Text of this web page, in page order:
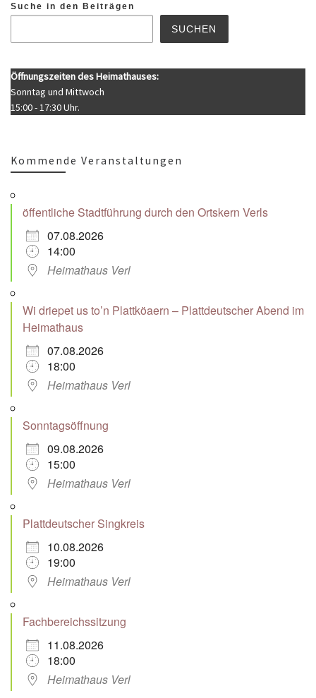
Suche in den Beiträgen
SUCHEN
Öffnungszeiten des Heimathauses:
Sonntag und Mittwoch
15:00 - 17:30 Uhr.
Kommende Veranstaltungen
öffentliche Stadtführung durch den Ortskern Verls
07.08.2026
14:00
Heimathaus Verl
Wi driepet us to’n Plattköaern – Plattdeutscher Abend im
Heimathaus
07.08.2026
18:00
Heimathaus Verl
Sonntagsöffnung
09.08.2026
15:00
Heimathaus Verl
Plattdeutscher Singkreis
10.08.2026
19:00
Heimathaus Verl
Fachbereichssitzung
11.08.2026
18:00
Heimathaus Verl